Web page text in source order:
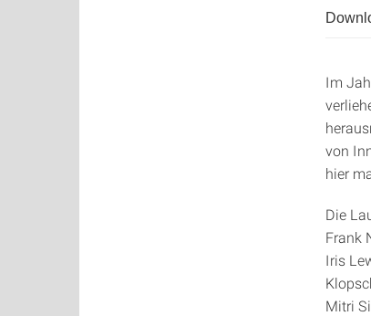
Im
von
hier
Die
Frank
Iris
Mitri